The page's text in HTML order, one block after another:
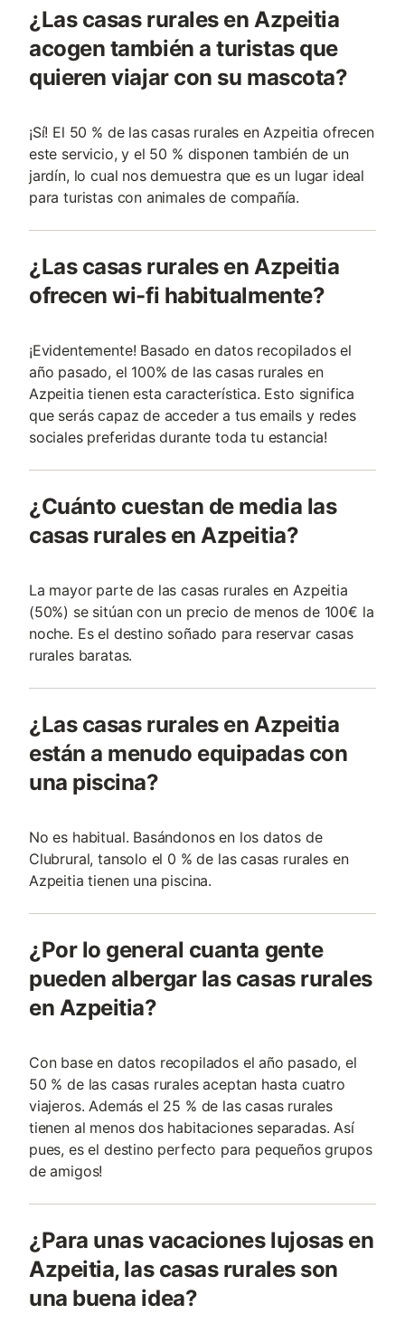
¿Las casas rurales en Azpeitia
acogen también a turistas que
quieren viajar con su mascota?
¡Sí! El 50 % de las casas rurales en Azpeitia ofrecen
este servicio, y el 50 % disponen también de un
jardín, lo cual nos demuestra que es un lugar ideal
para turistas con animales de compañía.
¿Las casas rurales en Azpeitia
ofrecen wi-fi habitualmente?
¡Evidentemente! Basado en datos recopilados el
año pasado, el 100% de las casas rurales en
Azpeitia tienen esta característica. Esto significa
que serás capaz de acceder a tus emails y redes
sociales preferidas durante toda tu estancia!
¿Cuánto cuestan de media las
casas rurales en Azpeitia?
La mayor parte de las casas rurales en Azpeitia
(50%) se sitúan con un precio de menos de 100€ la
noche. Es el destino soñado para reservar casas
rurales baratas.
¿Las casas rurales en Azpeitia
están a menudo equipadas con
una piscina?
No es habitual. Basándonos en los datos de
Clubrural, tansolo el 0 % de las casas rurales en
Azpeitia tienen una piscina.
¿Por lo general cuanta gente
pueden albergar las casas rurales
en Azpeitia?
Con base en datos recopilados el año pasado, el
50 % de las casas rurales aceptan hasta cuatro
viajeros. Además el 25 % de las casas rurales
tienen al menos dos habitaciones separadas. Así
pues, es el destino perfecto para pequeños grupos
de amigos!
¿Para unas vacaciones lujosas en
Azpeitia, las casas rurales son
una buena idea?